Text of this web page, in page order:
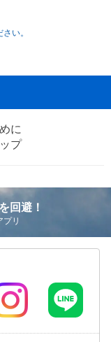
い。
に
プ
回避！
リ